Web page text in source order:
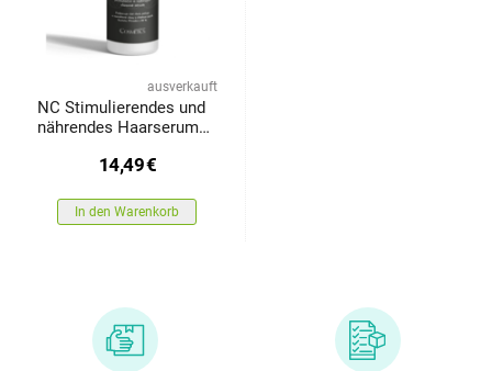
ausverkauft
NC Stimulierendes und
nährendes Haarserum
14,49€
In den Warenkorb